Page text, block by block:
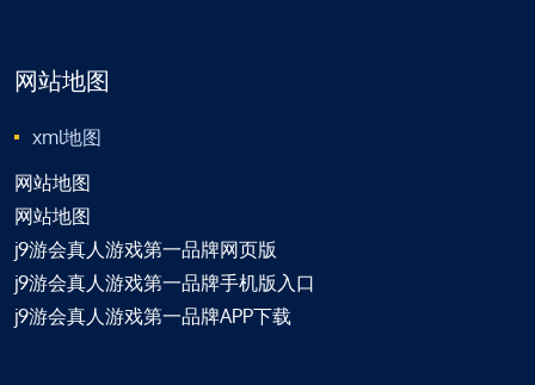
网站地图
xml地图
网站地图
网站地图
j9游会真人游戏第一品牌网页版
j9游会真人游戏第一品牌手机版入口
j9游会真人游戏第一品牌APP下载